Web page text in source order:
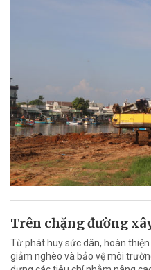
Trên chặng đường
Từ phát huy sức dân, hoàn
giảm nghèo và bảo vệ môi